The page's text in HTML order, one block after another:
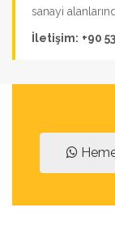
sanayi
İletişim: +90